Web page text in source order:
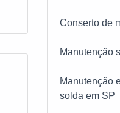
Conserto de
Manutenção
Manutenção
solda em SP